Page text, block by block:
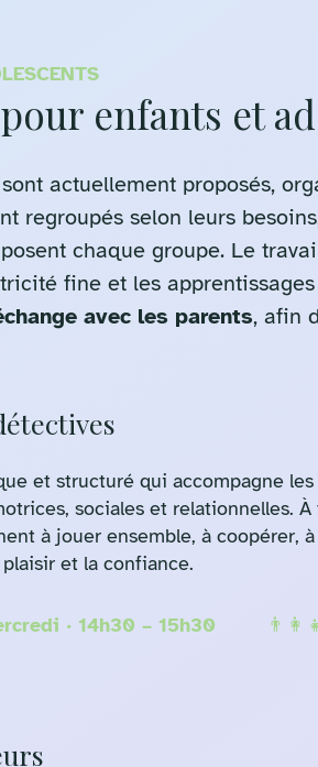
enfants et
actuellement proposés,
regroupés selon leurs
chaque groupe. Le
fine et les
avec les parents, afin
et structuré qui accompagne
sociales et relationnelles.
à jouer ensemble, à coopérer,
et la confiance.
· 14h30 – 15h30